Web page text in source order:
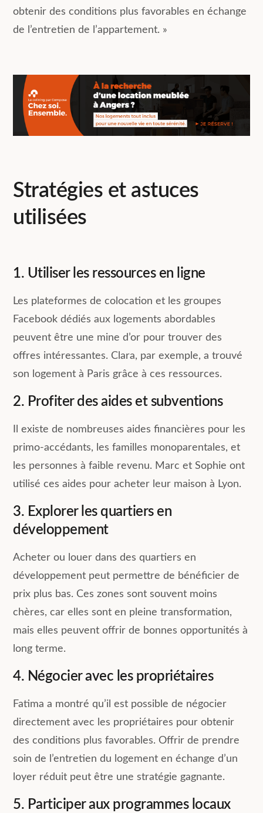
obtenir des conditions plus favorables en échange
de l’entretien de l’appartement. »
Stratégies et astuces
utilisées
1. Utiliser les ressources en ligne
Les plateformes de colocation et les groupes
Facebook dédiés aux logements abordables
peuvent être une mine d’or pour trouver des
offres intéressantes. Clara, par exemple, a trouvé
son logement à Paris grâce à ces ressources.
2. Profiter des aides et subventions
Il existe de nombreuses aides financières pour les
primo-accédants, les familles monoparentales, et
les personnes à faible revenu. Marc et Sophie ont
utilisé ces aides pour acheter leur maison à Lyon.
3. Explorer les quartiers en
développement
Acheter ou louer dans des quartiers en
développement peut permettre de bénéficier de
prix plus bas. Ces zones sont souvent moins
chères, car elles sont en pleine transformation,
mais elles peuvent offrir de bonnes opportunités à
long terme.
4. Négocier avec les propriétaires
Fatima a montré qu’il est possible de négocier
directement avec les propriétaires pour obtenir
des conditions plus favorables. Offrir de prendre
soin de l’entretien du logement en échange d’un
loyer réduit peut être une stratégie gagnante.
5. Participer aux programmes locaux